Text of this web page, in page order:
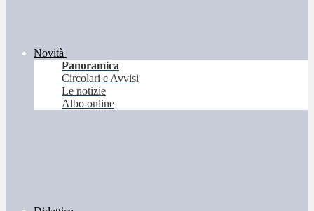
Novità
Panoramica
Circolari e Avvisi
Le notizie
Albo online